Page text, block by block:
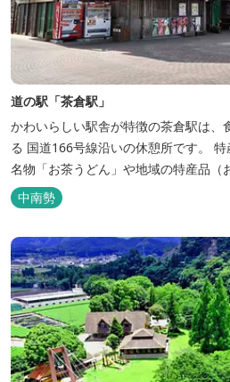
道の駅「茶倉駅」
かわいらしい駅舎が特徴の茶倉駅は、
る 国道166号線沿いの休憩所です。 特産の深蒸し煎茶を練り込んだ
名物「お茶うどん」や地域の特産品（
吊り橋をわたれば宿泊施設のエバーグレ
チオシ名物】 ・味噌カツ丼…地元産の
中南勢